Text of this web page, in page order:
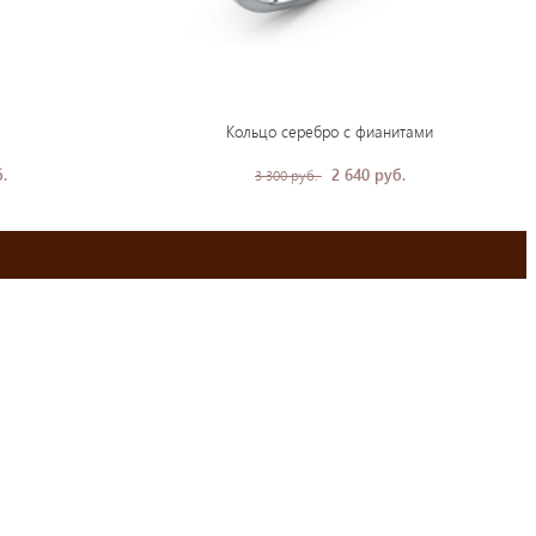
Кольцо серебро с фианитами
3 300 руб. 2 640 руб.